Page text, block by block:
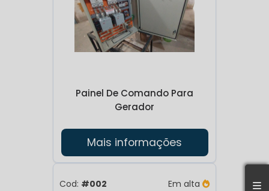
informações críticas como tensão, corrente,
frequência e temperatura do gerador.
Controle automático: Permite ligar e
na rede elétrica.
Proteção: Oferece mecanismos de proteção
contra sobrecarga, curto-circuito e outras
falhas, garantindo a segurança do gerador e
Painel De Comando Para
Gerador
Mais informações
Cod: #002 Em alta